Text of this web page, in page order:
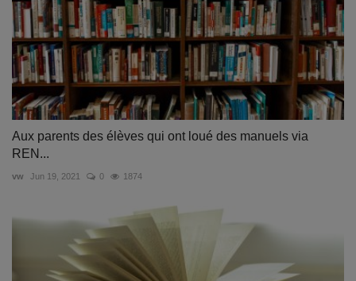
Aux parents des élèves qui ont loué des manuels via
REN...
vw Jun 19, 2021 0 1874